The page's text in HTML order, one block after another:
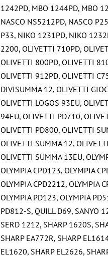
1242PD, MBO 1244PD, MBO
NASCO NS5212PD, NASCO
P33, NIKO 1231PD, NIKO
2200,OLIVETTI 710PD,
OLIVETTI 800PD,OLIVETTI
OLIVETTI 912PD,OLIVETTI
DIVISUMMA 12,OLIVETTI
OLIVETTI LOGOS 93EU,
94EU,OLIVETTI PD710,
OLIVETTI PD800,OLIVETTI
OLIVETTI SUMMA 12,
OLIVETTI SUMMA 13EU,
OLYMPIA CPD123,OLYMPIA
OLYMPIA CPD2212,OLYMPIA
OLYMPIA PD123,OLYMPIA
PD812-S,QUILL D69, SANYO
SERD 1212, SHARP 1620S,
SHARP EA772R, SHARP
EL1620, SHARP EL2626,